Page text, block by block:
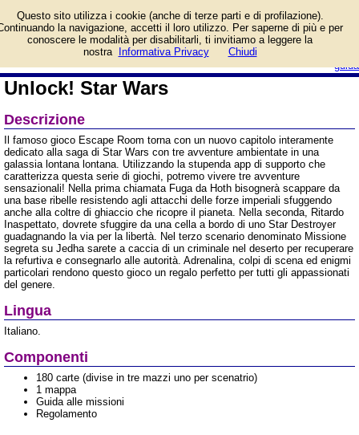
guida
Star Wars e prezzo di
vendita. Prodotto da
Unlock! Star Wars
Descrizione
Il famoso gioco Escape Room torna con un nuovo capitolo interamente
dedicato alla saga di Star Wars con tre avventure ambientate in una
galassia lontana lontana. Utilizzando la stupenda app di supporto che
caratterizza questa serie di giochi, potremo vivere tre avventure
sensazionali! Nella prima chiamata Fuga da Hoth bisognerà scappare da
una base ribelle resistendo agli attacchi delle forze imperiali sfuggendo
anche alla coltre di ghiaccio che ricopre il pianeta. Nella seconda, Ritardo
Inaspettato, dovrete sfuggire da una cella a bordo di uno Star Destroyer
guadagnando la via per la libertà. Nel terzo scenario denominato Missione
segreta su Jedha sarete a caccia di un criminale nel deserto per recuperare
la refurtiva e consegnarlo alle autorità. Adrenalina, colpi di scena ed enigmi
particolari rendono questo gioco un regalo perfetto per tutti gli appassionati
del genere.
Lingua
Italiano.
Componenti
180 carte (divise in tre mazzi uno per scenatrio)
1 mappa
Guida alle missioni
Regolamento
Questo sito utilizza i cookie (anche di terze parti e di profilazione).
la navigazione, accetti il loro utilizzo. Per saperne di più e per
conoscere le modalità per disabilitarli, ti invitiamo a leggere la
nostra
Informativa Privacy Chiudi